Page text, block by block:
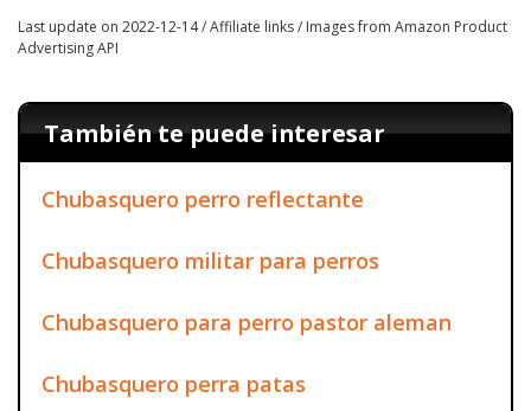
Last update on 2022-12-14 / Affiliate links / Images from Amazon Product
Advertising API
También te puede interesar
Chubasquero perro reflectante
Chubasquero militar para perros
Chubasquero para perro pastor aleman
Chubasquero perra patas